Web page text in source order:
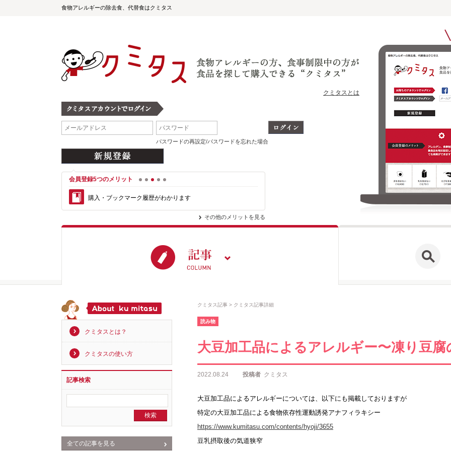
食物アレルギーの除去食、代替食はクミタス
クミタスとは
パスワードの再設定/パスワードを忘れた場合
会員登録5つのメリット 1 2 3 4
購入・ブックマーク履歴がわかります クミタスでのご利用は商品購入時も無料です
その他のメリットを見る
クミタス記事 クミタス記事詳細
読み物
大豆加工品によるアレルギー〜凍り豆腐
2022.08.24 投稿者 クミタス
大豆加工品によるアレルギーについては、以下にも掲載しておりますが
特定の大豆加工品による食物依存性運動誘発アナフィラキシー
https://www.kumitasu.com/contents/hyoji/3655
豆乳摂取後の気道狭窄
クミタスとは？
クミタスの使い方
記事検索
全ての記事を見る